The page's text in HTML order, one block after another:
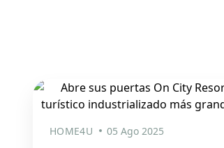
HOME4U 05 Ago 2025